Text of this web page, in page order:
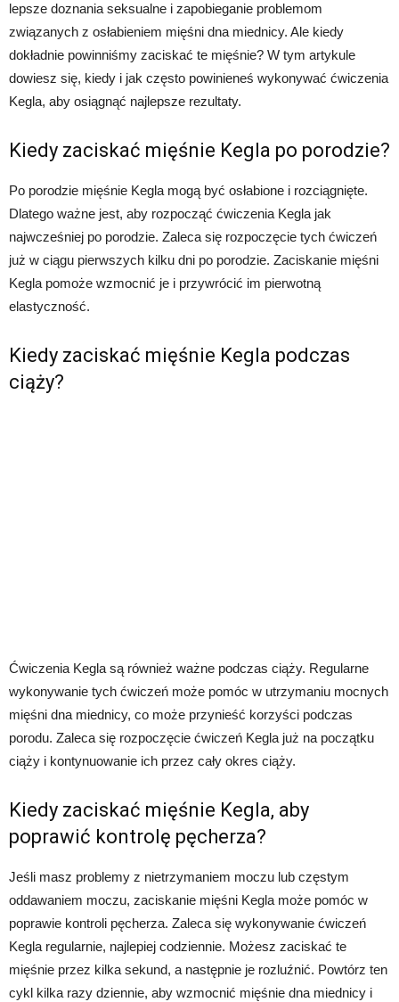
lepsze doznania seksualne i zapobieganie problemom
związanych z osłabieniem mięśni dna miednicy. Ale kiedy
dokładnie powinniśmy zaciskać te mięśnie? W tym artykule
dowiesz się, kiedy i jak często powinieneś wykonywać ćwiczenia
Kegla, aby osiągnąć najlepsze rezultaty.
Kiedy zaciskać mięśnie Kegla po porodzie?
Po porodzie mięśnie Kegla mogą być osłabione i rozciągnięte.
Dlatego ważne jest, aby rozpocząć ćwiczenia Kegla jak
najwcześniej po porodzie. Zaleca się rozpoczęcie tych ćwiczeń
już w ciągu pierwszych kilku dni po porodzie. Zaciskanie mięśni
Kegla pomoże wzmocnić je i przywrócić im pierwotną
elastyczność.
Kiedy zaciskać mięśnie Kegla podczas
ciąży?
Ćwiczenia Kegla są również ważne podczas ciąży. Regularne
wykonywanie tych ćwiczeń może pomóc w utrzymaniu mocnych
mięśni dna miednicy, co może przynieść korzyści podczas
porodu. Zaleca się rozpoczęcie ćwiczeń Kegla już na początku
ciąży i kontynuowanie ich przez cały okres ciąży.
Kiedy zaciskać mięśnie Kegla, aby
poprawić kontrolę pęcherza?
Jeśli masz problemy z nietrzymaniem moczu lub częstym
oddawaniem moczu, zaciskanie mięśni Kegla może pomóc w
poprawie kontroli pęcherza. Zaleca się wykonywanie ćwiczeń
Kegla regularnie, najlepiej codziennie. Możesz zaciskać te
mięśnie przez kilka sekund, a następnie je rozluźnić. Powtórz ten
cykl kilka razy dziennie, aby wzmocnić mięśnie dna miednicy i